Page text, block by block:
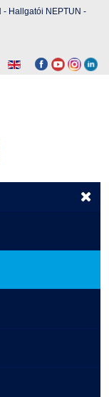
- Hallgatói NEPTUN -